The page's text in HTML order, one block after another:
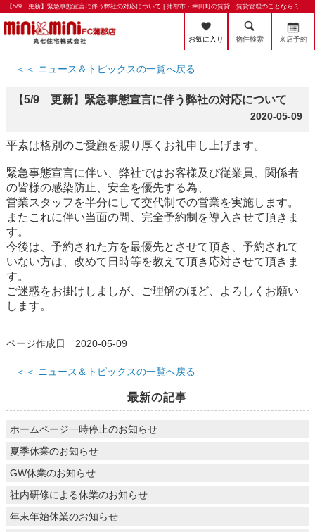
【5/9 更新】緊急事態宣言に伴う弊社の対応について | 蒲郡市・幸田町の賃貸・賃貸管理のことならミニミニFC蒲郡店 丸七住宅株式会社
お気に入り 物件検索 来店予約
＜＜ ニュース＆トピックスの一覧へ戻る
【5/9 更新】緊急事態宣言に伴う弊社の対応について
2020-05-09
平素は格別のご愛顧を賜り厚くお礼申し上げます。
緊急事態宣言に伴い、弊社ではお客様及び従業員、関係者
の皆様の感染防止、安全を優先する為、
営業スタッフを半分にして交代制での営業を実施します。
またこれに伴い当面の間、完全予約制を導入させて頂きま
す。
今後は、予約された方を最優先とさせて頂き、予約されて
いない方は、改めて日時等を教えて頂き応対させて頂きま
す。
ご迷惑をお掛けしましが、ご理解のほど、よろしくお願い
します。
ページ作成日 2020-05-09
＜＜ ニュース＆トピックスの一覧へ戻る
最新の記事
ホームページ一時停止のお知らせ
夏季休業のお知らせ
GW休業のお知らせ
社内研修による休業のお知らせ
年末年始休業のお知らせ